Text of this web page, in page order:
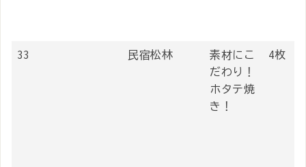
33 民宿松林
素材にこ
だわり！
ホタテ焼
き！
4枚